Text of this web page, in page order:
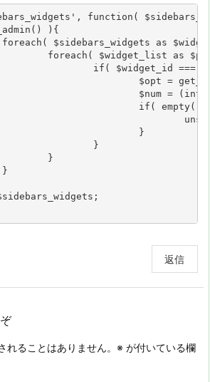
function(
返信
れることはありません。 ※ が付いている欄